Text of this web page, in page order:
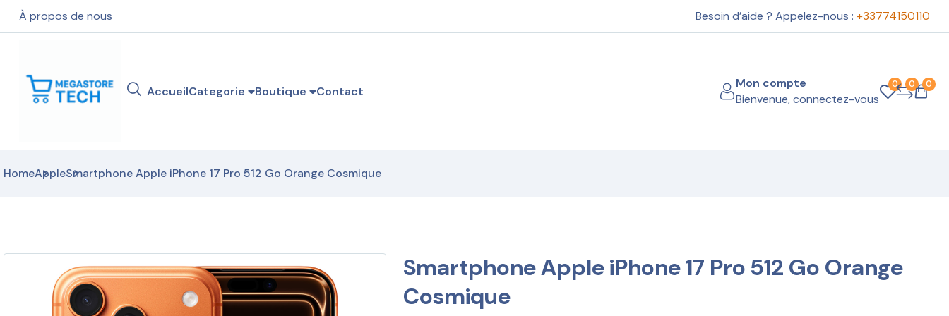
À propos de nous Besoin d’aide ? Appelez-nous : +33774150110
AccueilCategorie Boutique Contact
Mon compte
Bienvenue, connectez-vous
0 0 0
HomeAppleSmartphone Apple iPhone 17 Pro 512 Go Orange Cosmique
Smartphone Apple iPhone 17 Pro 512 Go Orange
Cosmique